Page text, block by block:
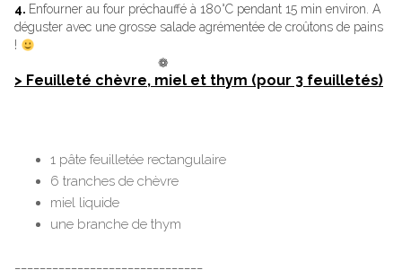
4. Enfourner au four préchauffé à 180°C pendant 15 min environ. A
déguster avec une grosse salade agrémentée de croûtons de pains
!
❁
> Feuilleté chèvre, miel et thym (pour 3 feuilletés)
1 pâte feuilletée rectangulaire
6 tranches de chèvre
miel liquide
une branche de thym